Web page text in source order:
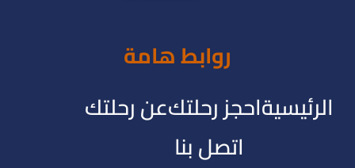
روابط هامة
الرئيسيةاحجز رحلتكعن رحلتك
اتصل بنا